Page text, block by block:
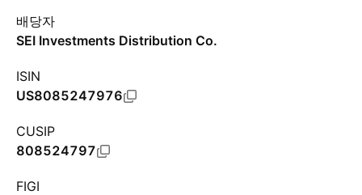
배당자
SEI Investments Distribution Co.
ISIN
US8085247976
CUSIP
808524797
FIGI